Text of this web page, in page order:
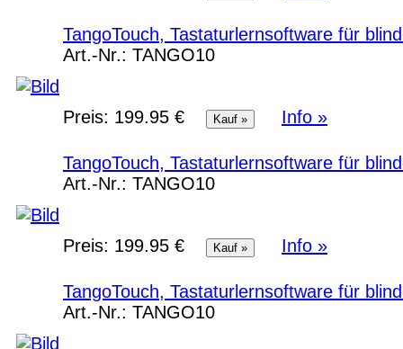
TangoTouch, Tastaturlernsoftware für
Art.-Nr.: TANGO10
Preis: 199.95 € Info »
TangoTouch, Tastaturlernsoftware für
Art.-Nr.: TANGO10
Preis: 199.95 € Info »
TangoTouch, Tastaturlernsoftware für
Art.-Nr.: TANGO10